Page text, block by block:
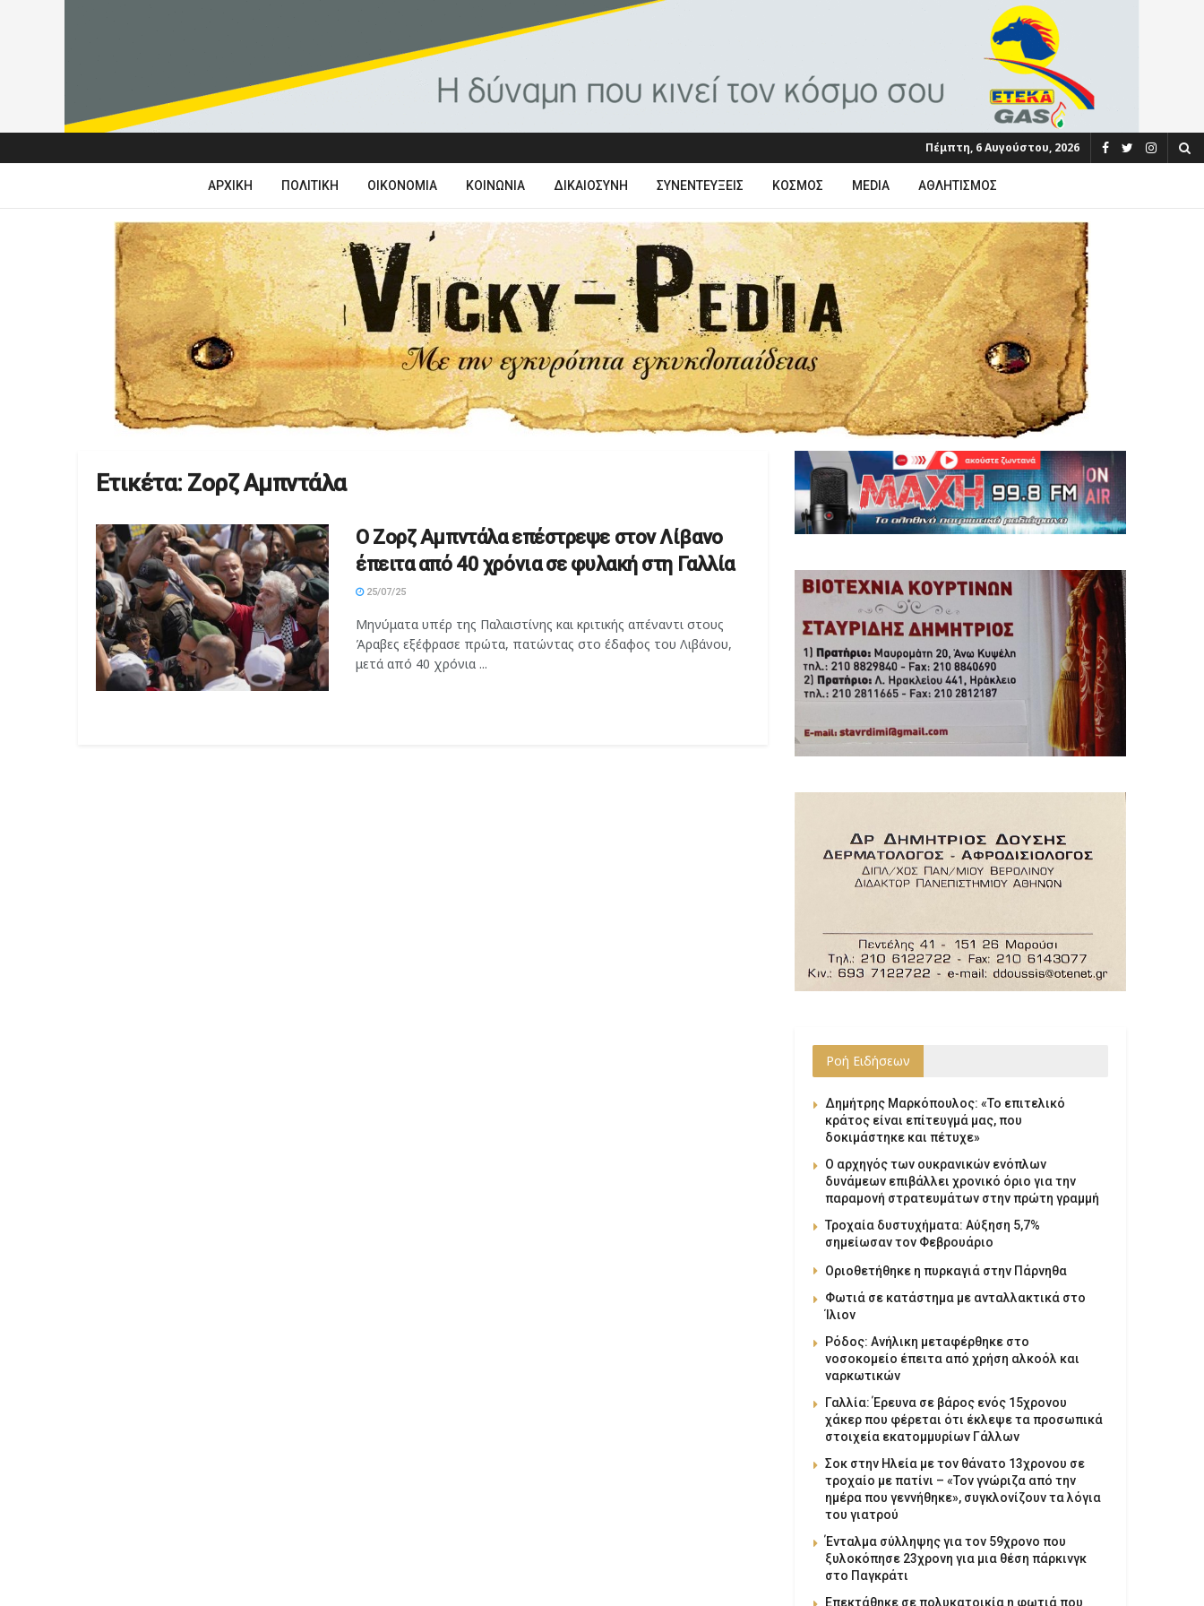
Πέμπτη, 6 Αυγούστου, 2026
ΑΡΧΙΚΉ ΠΟΛΙΤΙΚΉ ΟΙΚΟΝΟΜΊΑ ΚΟΙΝΩΝΊΑ ΔΙΚΑΙΟΣΎΝΗ ΣΥΝΕΝΤΕΎΞΕΙΣ ΚΌΣΜΟΣ MEDIA ΑΘΛΗΤΙΣΜΌΣ
Ετικέτα: Ζορζ Αμπντάλα
Ο Ζορζ Αμπντάλα επέστρεψε στον Λίβανο
έπειτα από 40 χρόνια σε φυλακή στη Γαλλία
25/07/25
Μηνύματα υπέρ της Παλαιστίνης και κριτικής απέναντι στους
Άραβες εξέφρασε πρώτα, πατώντας στο έδαφος του Λιβάνου,
μετά από 40 χρόνια ...
Ροή Ειδήσεων
Δημήτρης Μαρκόπουλος: «Το επιτελικό
κράτος είναι επίτευγμά μας, που
δοκιμάστηκε και πέτυχε»
Ο αρχηγός των ουκρανικών ενόπλων
δυνάμεων επιβάλλει χρονικό όριο για την
παραμονή στρατευμάτων στην πρώτη γραμμή
Τροχαία δυστυχήματα: Αύξηση 5,7%
σημείωσαν τον Φεβρουάριο
Οριοθετήθηκε η πυρκαγιά στην Πάρνηθα
Φωτιά σε κατάστημα με ανταλλακτικά στο
Ίλιον
Ρόδος: Ανήλικη μεταφέρθηκε στο
νοσοκομείο έπειτα από χρήση αλκοόλ και
ναρκωτικών
Γαλλία: Έρευνα σε βάρος ενός 15χρονου
χάκερ που φέρεται ότι έκλεψε τα προσωπικά
στοιχεία εκατομμυρίων Γάλλων
Σοκ στην Ηλεία με τον θάνατο 13χρονου σε
τροχαίο με πατίνι – «Τον γνώριζα από την
ημέρα που γεννήθηκε», συγκλονίζουν τα λόγια
του γιατρού
Ένταλμα σύλληψης για τον 59χρονο που
ξυλοκόπησε 23χρονη για μια θέση πάρκινγκ
στο Παγκράτι
Επεκτάθηκε σε πολυκατοικία η φωτιά που